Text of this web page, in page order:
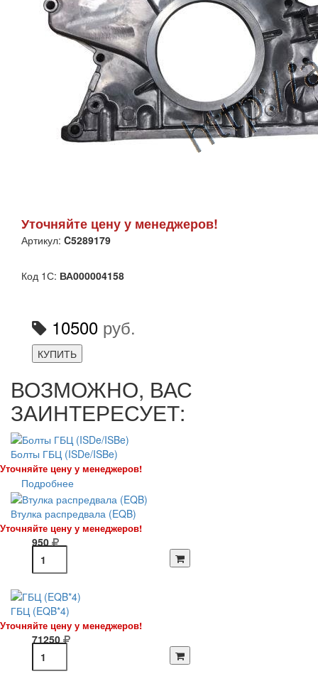
Уточняйте цену у менеджеров!
Артикул: C5289179
Код 1С: ВА000004158
10500 руб.
КУПИТЬ
ВОЗМОЖНО, ВАС
ЗАИНТЕРЕСУЕТ:
Болты ГБЦ (ISDe/ISBe)
Уточняйте цену у менеджеров!
Подробнее
Втулка распредвала (EQB)
Уточняйте цену у менеджеров!
950
ГБЦ (EQB*4)
Уточняйте цену у менеджеров!
71250